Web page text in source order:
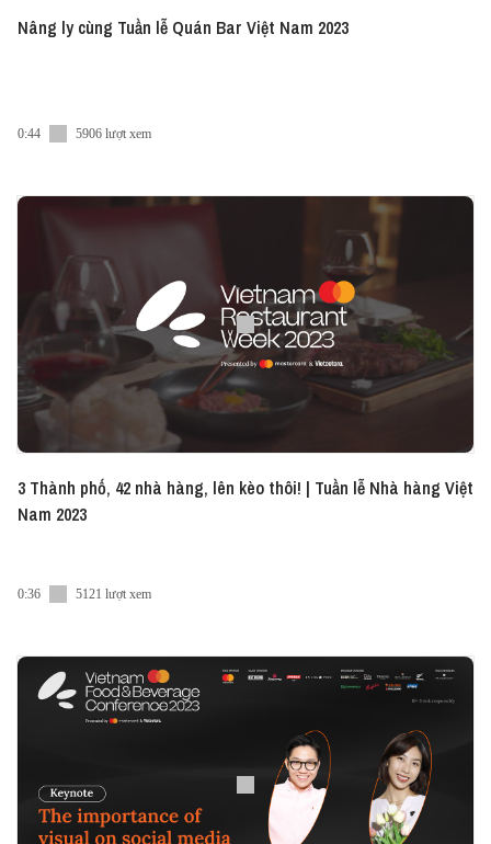
Nâng ly cùng Tuần lễ Quán Bar Việt Nam 2023
0:44 5906 lượt xem
3 Thành phố, 42 nhà hàng, lên kèo thôi! | Tuần lễ Nhà hàng Việt
Nam 2023
0:36 5121 lượt xem